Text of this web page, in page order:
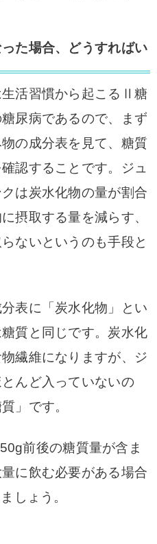
た場合、どうすればい
活習慣から起こるⅡ糖
尿病であるので、まず
の成分表を見て、糖質
認することです。ジュ
は炭水化物の量が割合
摂取する量を減らす、
ないというのも手段と
表に「炭水化物」とい
質と同じです。炭水化
繊維になりますが、ジ
んど入っていないの
」です。
前後の糖質量が含ま
に飲む必要がある場合
しょう。